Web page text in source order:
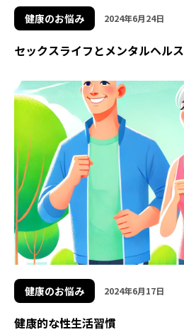
健康のお悩み 2024年6月24日
セックスライフとメンタルヘルス
健康のお悩み 2024年6月17日
健康的な性生活習慣